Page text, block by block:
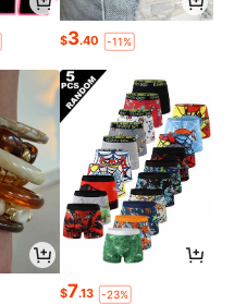
$3.40 -11%
$7.13 -23%